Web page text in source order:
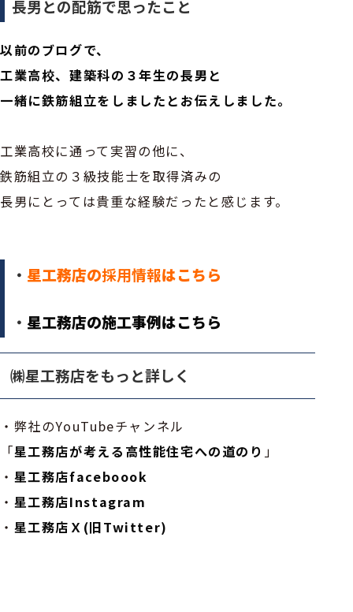
長男との配筋で思ったこと
以前のブログで、
工業高校、建築科の３年生の長男と
一緒に鉄筋組立をしましたとお伝えしました。
工業高校に通って実習の他に、
鉄筋組立の３級技能士を取得済みの
長男にとっては貴重な経験だったと感じます。
・ 星工務店の採用情報はこちら
・ 星工務店の施工事例はこちら
㈱星工務店をもっと詳しく
・弊社のYouTubeチャンネル
「星工務店が考える高性能住宅への道のり 」
・ 星工務店faceboook
・ 星工務店Instagram
・ 星工務店Ｘ(旧Twitter)